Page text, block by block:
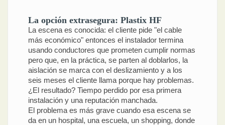
La opción extrasegura: Plastix HF
La escena es conocida: el cliente pide "el cable
más económico" entonces el instalador termina
usando conductores que prometen cumplir normas
pero que, en la práctica, se parten al doblarlos, la
aislación se marca con el deslizamiento y a los
seis meses el cliente llama porque hay problemas.
¿El resultado? Tiempo perdido por esa primera
instalación y una reputación manchada.
El problema es más grave cuando esa escena se
da en un hospital, una escuela, un shopping, donde